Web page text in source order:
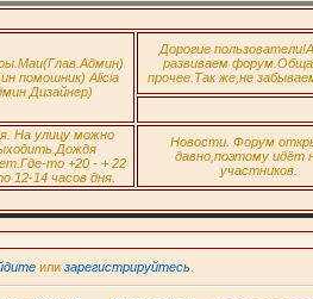
помошник) Alicia
Дизайнер)
Дорогие
развиваем
прочее.Так же,не
На улицу можно
то +20 - + 22
12-14 часов дня.
Новости. Форум
давно,поэтому идёт
участников.
или зарегистрируйтесь